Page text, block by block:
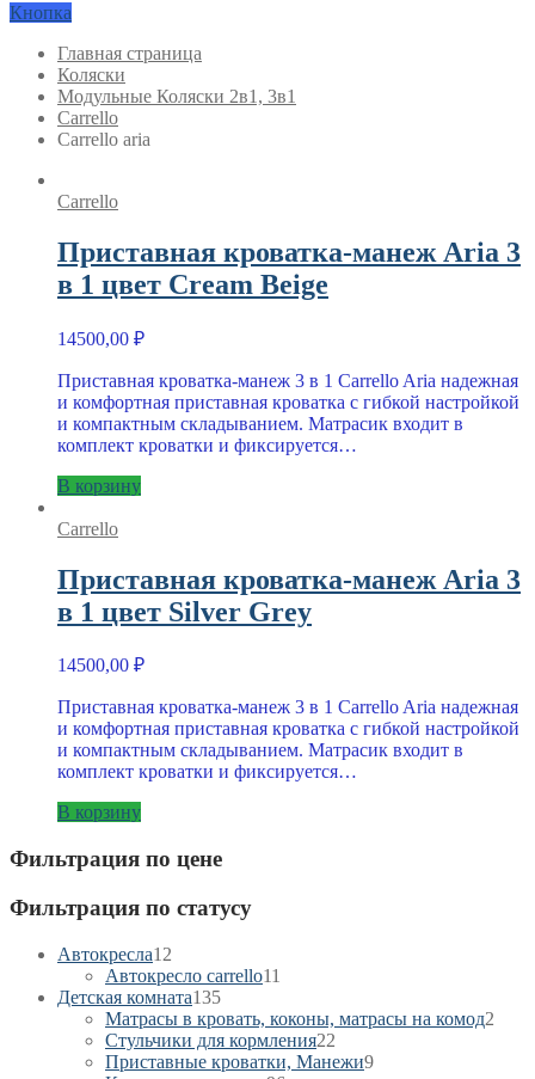
Кнопка
Главная страница
Коляски
Модульные Коляски 2в1, 3в1
Carrello
Carrello aria
Carrello
Приставная кроватка-манеж Aria 3
в 1 цвет Cream Beige
14500,00 ₽
Приставная кроватка-манеж 3 в 1 Carrello Aria надежная
и комфортная приставная кроватка с гибкой настройкой
и компактным складыванием. Матрасик входит в
комплект кроватки и фиксируется…
В корзину
Carrello
Приставная кроватка-манеж Aria 3
в 1 цвет Silver Grey
14500,00 ₽
Приставная кроватка-манеж 3 в 1 Carrello Aria надежная
и комфортная приставная кроватка с гибкой настройкой
и компактным складыванием. Матрасик входит в
комплект кроватки и фиксируется…
В корзину
Фильтрация по цене
Фильтрация по статусу
Автокресла12
товаров
Автокресло carrello11
Детская комната135135
товаров
Матрасы в кровать, коконы, матрасы на комод2
Стульчики для кормления22
товара
Приставные кроватки, Манежи99